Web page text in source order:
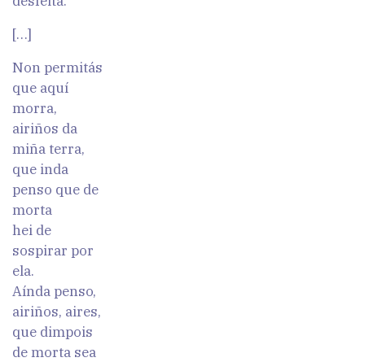
[…]
Non permitás
que aquí
morra,
airiños da
miña terra,
que inda
penso que de
morta
hei de
sospirar por
ela.
Aínda penso,
airiños, aires,
que dimpois
de morta sea